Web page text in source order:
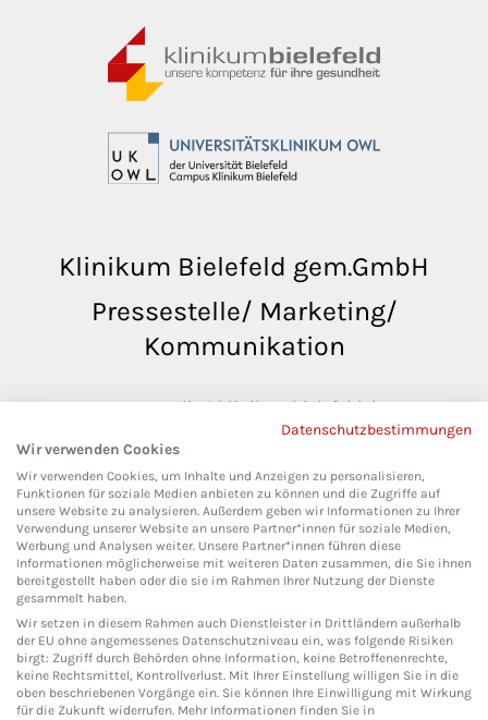
Klinikum Bielefeld gem.GmbH
Pressestelle/ Marketing/
Kommunikation
pressestelle@klinikumbielefeld.de
Teutoburger Str. 50
33604 Bielefeld
Social Media
Datenschutzbestimmungen
Wir verwenden Cookies
Wir verwenden Cookies, um Inhalte und Anzeigen zu personalisieren,
Funktionen für soziale Medien anbieten zu können und die Zugriffe auf
unsere Website zu analysieren. Außerdem geben wir Informationen zu Ihrer
Verwendung unserer Website an unsere Partner*innen für soziale Medien,
Werbung und Analysen weiter. Unsere Partner*innen führen diese
Informationen möglicherweise mit weiteren Daten zusammen, die Sie ihnen
bereitgestellt haben oder die sie im Rahmen Ihrer Nutzung der Dienste
gesammelt haben.
Wir setzen in diesem Rahmen auch Dienstleister in Drittländern außerhalb
der EU ohne angemessenes Datenschutzniveau ein, was folgende Risiken
birgt: Zugriff durch Behörden ohne Information, keine Betroffenenrechte,
keine Rechtsmittel, Kontrollverlust. Mit Ihrer Einstellung willigen Sie in die
oben beschriebenen Vorgänge ein. Sie können Ihre Einwilligung mit Wirkung
für die Zukunft widerrufen. Mehr Informationen finden Sie in